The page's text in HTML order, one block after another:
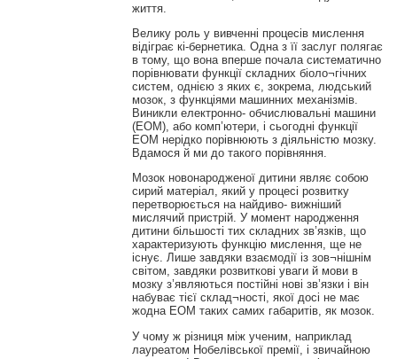
життя.
Велику роль у вивченні процесів мислення
відіграє кі-бернетика. Одна з її заслуг полягає
в тому, що вона вперше почала систематично
порівнювати функції складних біоло¬гічних
систем, однією з яких є, зокрема, людський
мозок, з функціями машинних механізмів.
Виникли електронно- обчислювальні машини
(ЕОМ), або комп’ютери, і сьогодні функції
ЕОМ нерідко порівнюють з діяльністю мозку.
Вдамося й ми до такого порівняння.
Мозок новонародженої дитини являє собою
сирий матеріал, який у процесі розвитку
перетворюється на найдиво- вижніший
мислячий пристрій. У момент народження
дитини більшості тих складних зв’язків, що
характеризують функцію мислення, ще не
існує. Лише завдяки взаємодії із зов¬нішнім
світом, завдяки розвиткові уваги й мови в
мозку з’являються постійні нові зв’язки і він
набуває тієї склад¬ності, якої досі не має
жодна ЕОМ таких самих габаритів, як мозок.
У чому ж різниця між ученим, наприклад
лауреатом Нобелівської премії, і звичайною